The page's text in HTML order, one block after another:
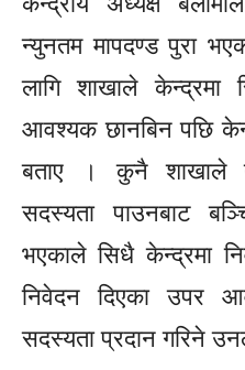
न्युनतम मापदण्ड पुरा
लागि शाखाले केन्द्रमा
आवश्यक छानबिन पछि
बताए । कुनै शाखाले
सदस्यता पाउनबाट
भएकाले सिधै केन्द्रमा
निवेदन दिएका उपर
सदस्यता प्रदान गरिने